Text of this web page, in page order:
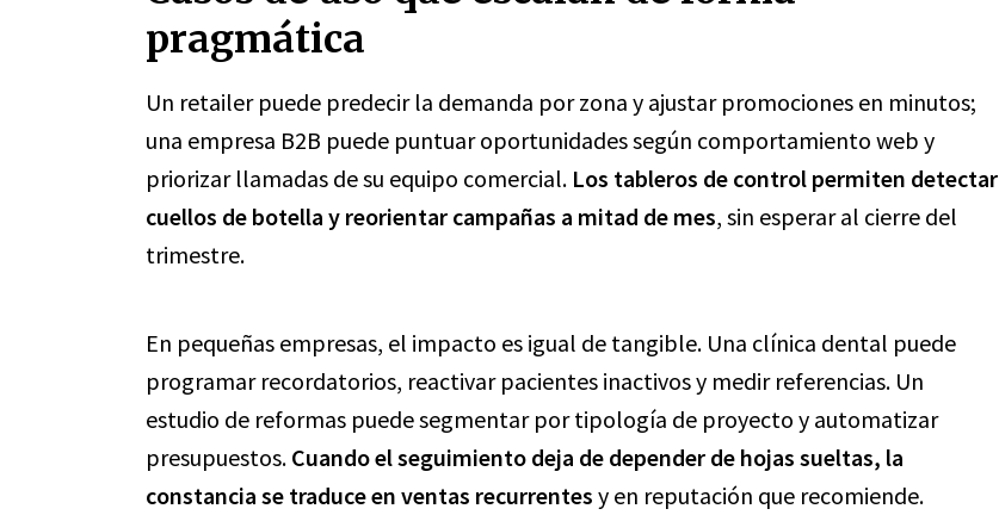
pragmática
Un retailer puede predecir la demanda por zona y ajustar promociones en minutos;
una empresa B2B puede puntuar oportunidades según comportamiento web y
priorizar llamadas de su equipo comercial. Los tableros de control permiten detectar
cuellos de botella y reorientar campañas a mitad de mes, sin esperar al cierre del
trimestre.
En pequeñas empresas, el impacto es igual de tangible. Una clínica dental puede
programar recordatorios, reactivar pacientes inactivos y medir referencias. Un
estudio de reformas puede segmentar por tipología de proyecto y automatizar
presupuestos. Cuando el seguimiento deja de depender de hojas sueltas, la
constancia se traduce en ventas recurrentes y en reputación que recomiende.